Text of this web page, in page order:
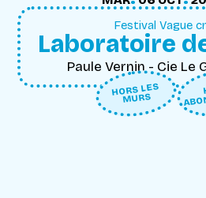
Festival Vague
Laboratoire
Paule Vernin - Cie Le
HORS LES
MURS